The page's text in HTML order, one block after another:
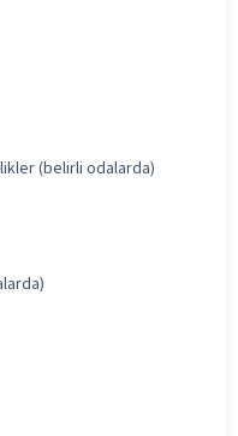
(belirli odalarda)